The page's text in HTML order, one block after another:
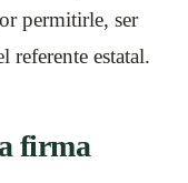
permitirle, ser
referente estatal.
firma